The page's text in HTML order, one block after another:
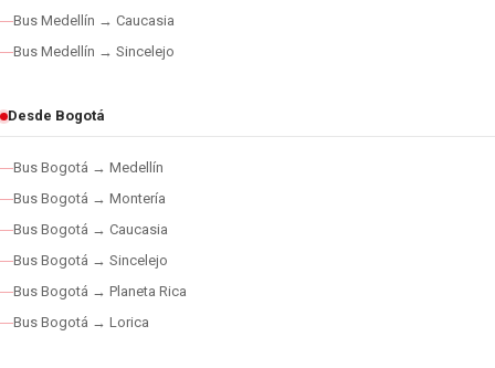
Bus Medellín → Caucasia
Bus Medellín → Sincelejo
Desde Bogotá
Bus Bogotá → Medellín
Bus Bogotá → Montería
Bus Bogotá → Caucasia
Bus Bogotá → Sincelejo
Bus Bogotá → Planeta Rica
Bus Bogotá → Lorica